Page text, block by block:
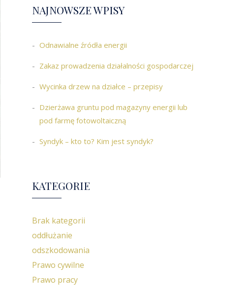
NAJNOWSZE WPISY
Odnawialne źródła energii
Zakaz prowadzenia działalności gospodarczej
Wycinka drzew na działce – przepisy
Dzierżawa gruntu pod magazyny energii lub
pod farmę fotowoltaiczną
Syndyk – kto to? Kim jest syndyk?
KATEGORIE
Brak kategorii
oddłużanie
odszkodowania
Prawo cywilne
Prawo pracy